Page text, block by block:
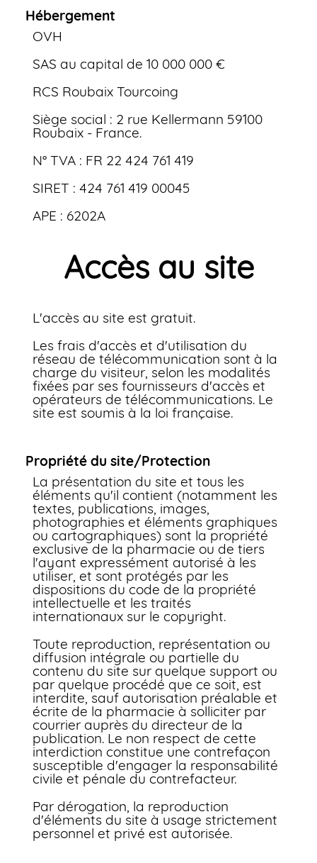
Hébergement
OVH
SAS au capital de 10 000 000 €
RCS Roubaix Tourcoing
Siège social : 2 rue Kellermann 59100
Roubaix - France.
N° TVA : FR 22 424 761 419
SIRET : 424 761 419 00045
APE : 6202A
Accès au site
L'accès au site est gratuit.
Les frais d'accès et d'utilisation du
réseau de télécommunication sont à la
charge du visiteur, selon les modalités
fixées par ses fournisseurs d'accès et
opérateurs de télécommunications. Le
site est soumis à la loi française.
Propriété du site/Protection
La présentation du site et tous les
éléments qu'il contient (notamment les
textes, publications, images,
photographies et éléments graphiques
ou cartographiques) sont la propriété
exclusive de la pharmacie ou de tiers
l'ayant expressément autorisé à les
utiliser, et sont protégés par les
dispositions du code de la propriété
intellectuelle et les traités
internationaux sur le copyright.
Toute reproduction, représentation ou
diffusion intégrale ou partielle du
contenu du site sur quelque support ou
par quelque procédé que ce soit, est
interdite, sauf autorisation préalable et
écrite de la pharmacie à solliciter par
courrier auprès du directeur de la
publication. Le non respect de cette
interdiction constitue une contrefaçon
susceptible d'engager la responsabilité
civile et pénale du contrefacteur.
Par dérogation, la reproduction
d'éléments du site à usage strictement
personnel et privé est autorisée.